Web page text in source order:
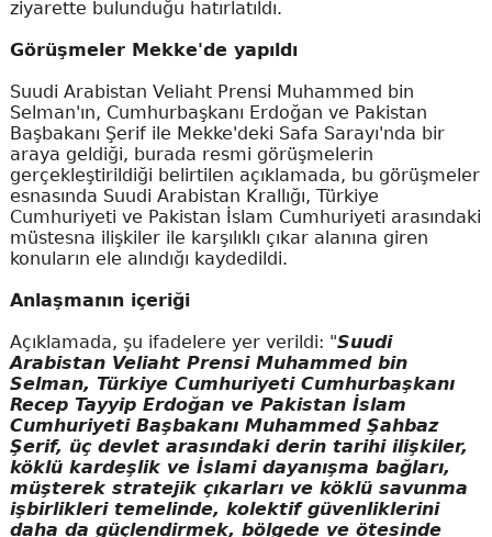
ziyarette bulunduğu hatırlatıldı.
Görüşmeler Mekke'de yapıldı
Suudi Arabistan Veliaht Prensi Muhammed bin
Selman'ın, Cumhurbaşkanı Erdoğan ve Pakistan
Başbakanı Şerif ile Mekke'deki Safa Sarayı'nda bir
araya geldiği, burada resmi görüşmelerin
gerçekleştirildiği belirtilen açıklamada, bu görüşmeler
esnasında Suudi Arabistan Krallığı, Türkiye
Cumhuriyeti ve Pakistan İslam Cumhuriyeti arasındaki
müstesna ilişkiler ile karşılıklı çıkar alanına giren
konuların ele alındığı kaydedildi.
Anlaşmanın içeriği
Açıklamada, şu ifadelere yer verildi: "Suudi
Arabistan Veliaht Prensi Muhammed bin
Selman, Türkiye Cumhuriyeti Cumhurbaşkanı
Recep Tayyip Erdoğan ve Pakistan İslam
Cumhuriyeti Başbakanı Muhammed Şahbaz
Şerif, üç devlet arasındaki derin tarihi ilişkiler,
köklü kardeşlik ve İslami dayanışma bağları,
müşterek stratejik çıkarları ve köklü savunma
işbirlikleri temelinde, kolektif güvenliklerini
daha da güçlendirmek, bölgede ve ötesinde